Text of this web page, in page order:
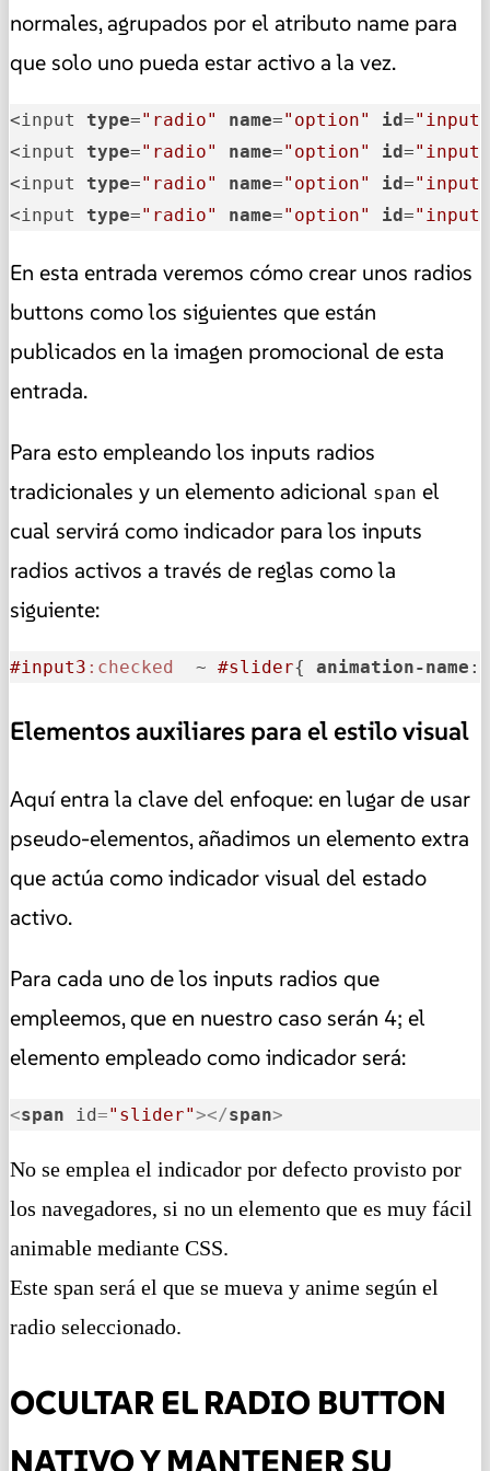
normales, agrupados por el atributo name para
que solo uno pueda estar activo a la vez.
<input type="radio" name="option" id=
<input type="radio" name="option" id=
<input type="radio" name="option" id=
<input type="radio" name="option" id=
En esta entrada veremos cómo crear unos radios
buttons como los siguientes que están
publicados en la imagen promocional de esta
entrada.
Para esto empleando los inputs radios
tradicionales y un elemento adicional span el
cual servirá como indicador para los inputs
radios activos a través de reglas como la
siguiente:
#input3 :checked
  ~
#slider{ animation-name :
Elementos auxiliares para el estilo visual
Aquí entra la clave del enfoque: en lugar de usar
pseudo-elementos, añadimos un elemento extra
que actúa como indicador visual del estado
activo.
Para cada uno de los inputs radios que
empleemos, que en nuestro caso serán 4; el
elemento empleado como indicador será:
<span id="slider"></span>
No se emplea el indicador por defecto provisto por
los navegadores, si no un elemento que es muy fácil
animable mediante CSS.
Este span será el que se mueva y anime según el
radio seleccionado.
OCULTAR EL RADIO BUTTON
NATIVO Y MANTENER SU